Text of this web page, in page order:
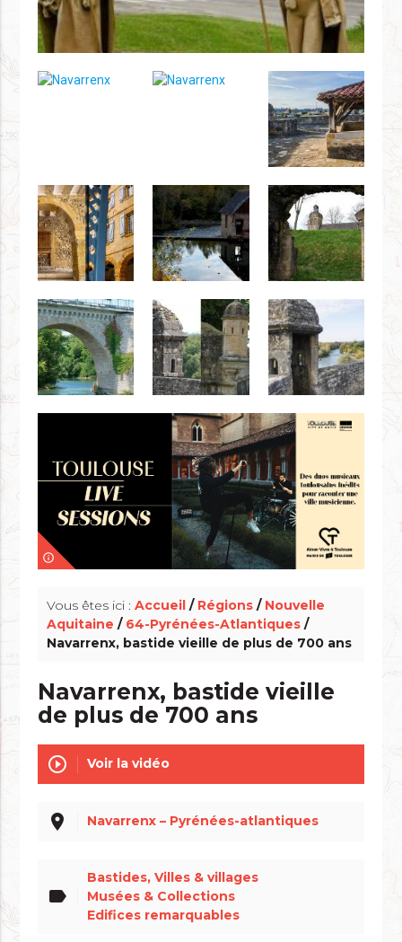
info_outline
Vous êtes ici :Accueil / Régions / Nouvelle
Aquitaine / 64-Pyrénées-Atlantiques /
Navarrenx, bastide vieille de plus de 700 ans
Navarrenx, bastide vieille
de plus de 700 ans
play_circle_outline Voir la vidéo
place Navarrenx – Pyrénées-atlantiques
label
Bastides, Villes & villages
Musées & Collections
Edifices remarquables